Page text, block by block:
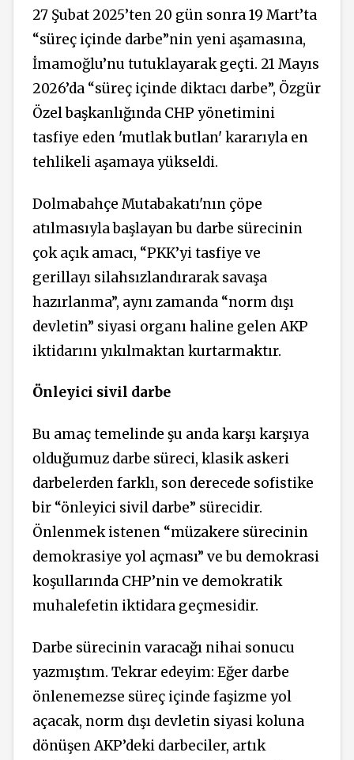
27 Şubat 2025’ten 20 gün sonra 19 Mart’ta
“süreç içinde darbe”nin yeni aşamasına,
İmamoğlu’nu tutuklayarak geçti. 21 Mayıs
2026’da “süreç içinde diktacı darbe”, Özgür
Özel başkanlığında CHP yönetimini
tasfiye eden 'mutlak butlan' kararıyla en
tehlikeli aşamaya yükseldi.
Dolmabahçe Mutabakatı'nın çöpe
atılmasıyla başlayan bu darbe sürecinin
çok açık amacı, “PKK’yi tasfiye ve
gerillayı silahsızlandırarak savaşa
hazırlanma”, aynı zamanda “norm dışı
devletin” siyasi organı haline gelen AKP
iktidarını yıkılmaktan kurtarmaktır.
Önleyici sivil darbe
Bu amaç temelinde şu anda karşı karşıya
olduğumuz darbe süreci, klasik askeri
darbelerden farklı, son derecede sofistike
bir “önleyici sivil darbe” sürecidir.
Önlenmek istenen “müzakere sürecinin
demokrasiye yol açması” ve bu demokrasi
koşullarında CHP’nin ve demokratik
muhalefetin iktidara geçmesidir.
Darbe sürecinin varacağı nihai sonucu
yazmıştım. Tekrar edeyim: Eğer darbe
önlenemezse süreç içinde faşizme yol
açacak, norm dışı devletin siyasi koluna
dönüşen AKP’deki darbeciler, artık